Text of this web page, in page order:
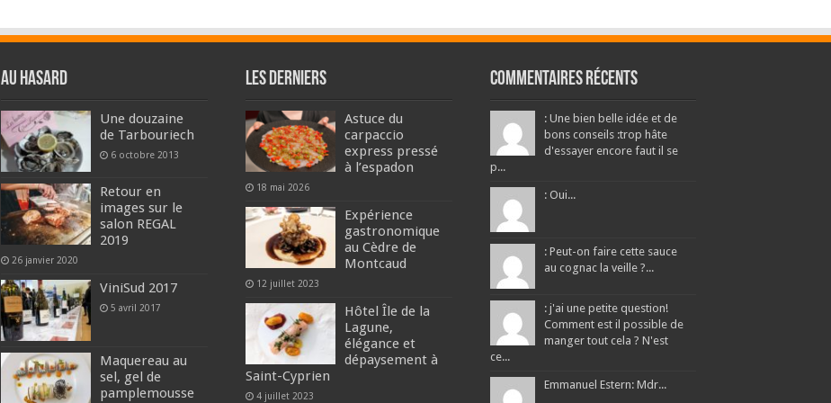
Au hasard
Une douzaine
de Tarbouriech
6 octobre 2013
Retour en
images sur le
salon REGAL
2019
26 janvier 2020
ViniSud 2017
5 avril 2017
Maquereau au
sel, gel de
pamplemousse
Les derniers
Astuce du
carpaccio
express pressé
à l’espadon
18 mai 2026
Expérience
gastronomique
au Cèdre de
Montcaud
12 juillet 2023
Hôtel Île de la
Lagune,
élégance et
dépaysement à
Saint-Cyprien
4 juillet 2023
Commentaires récents
: Une bien belle idée et de
bons conseils :trop hâte
d'essayer encore faut il se
p...
: Oui...
: Peut-on faire cette sauce
au cognac la veille ?...
: j'ai une petite question!
Comment est il possible de
manger tout cela ? N'est
ce...
Emmanuel Estern: Mdr...